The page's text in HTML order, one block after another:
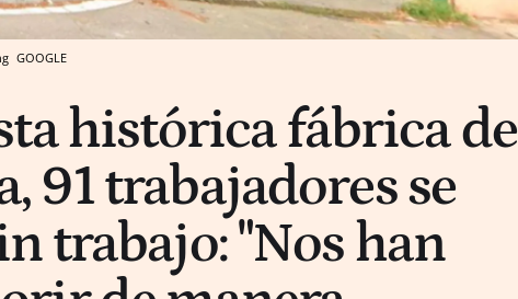
GOOGLE
histórica fábrica de
91 trabajadores se
trabajo: "Nos han